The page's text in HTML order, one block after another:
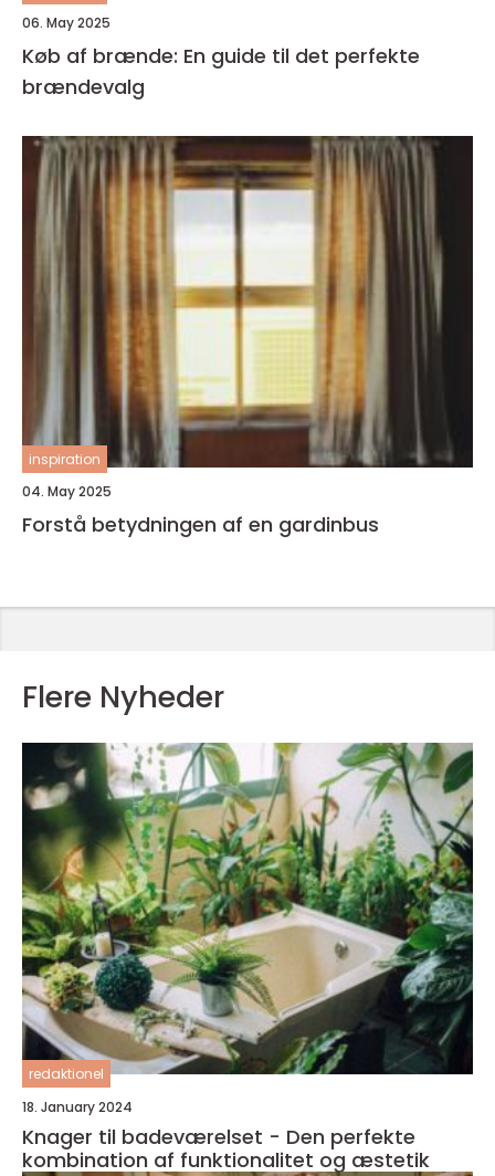
06. May 2025
Køb af brænde: En guide til det perfekte
brændevalg
inspiration
04. May 2025
Forstå betydningen af en gardinbus
Flere Nyheder
redaktionel
18. January 2024
Knager til badeværelset - Den perfekte
kombination af funktionalitet og æstetik